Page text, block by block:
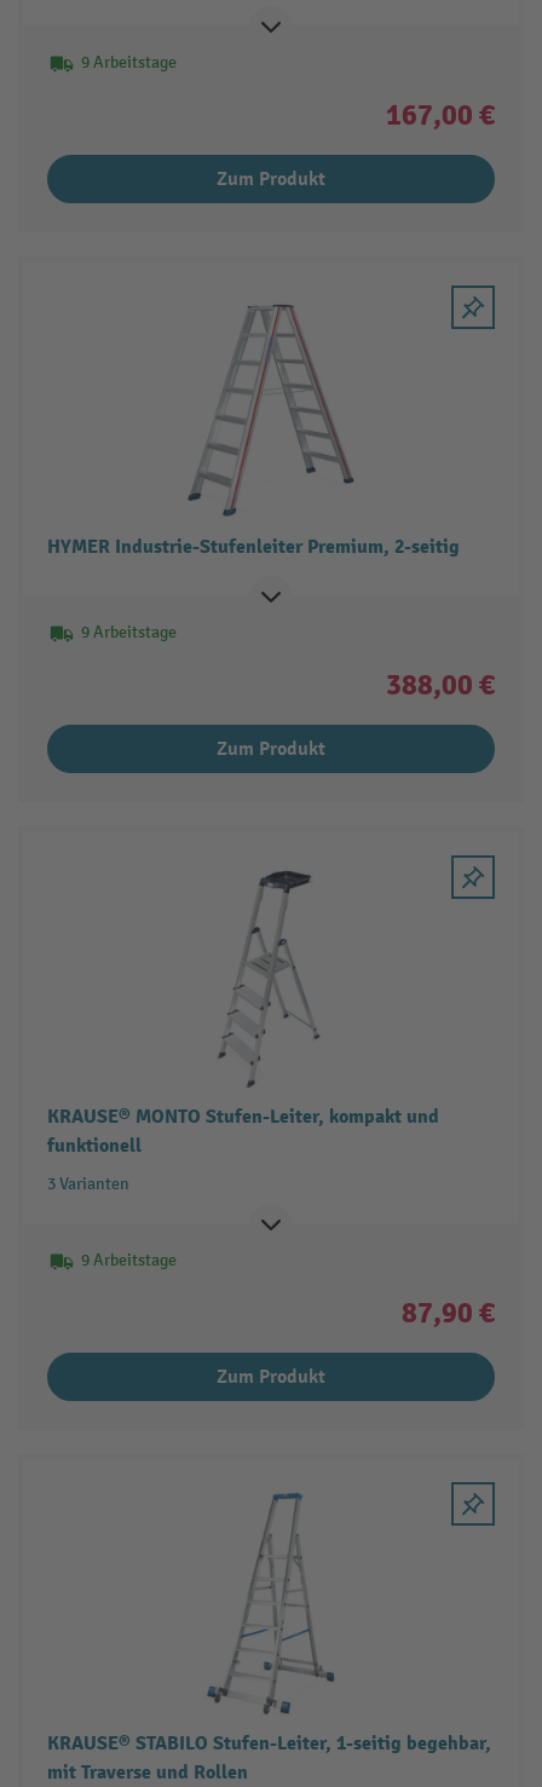
9 Arbeitstage
167,00 €
Zum Produkt
HYMER Industrie-Stufenleiter Premium, 2-seitig
9 Arbeitstage
388,00 €
Zum Produkt
KRAUSE® MONTO Stufen-Leiter, kompakt und
funktionell
3 Varianten
9 Arbeitstage
87,90 €
Zum Produkt
KRAUSE® STABILO Stufen-Leiter, 1-seitig begehbar,
mit Traverse und Rollen